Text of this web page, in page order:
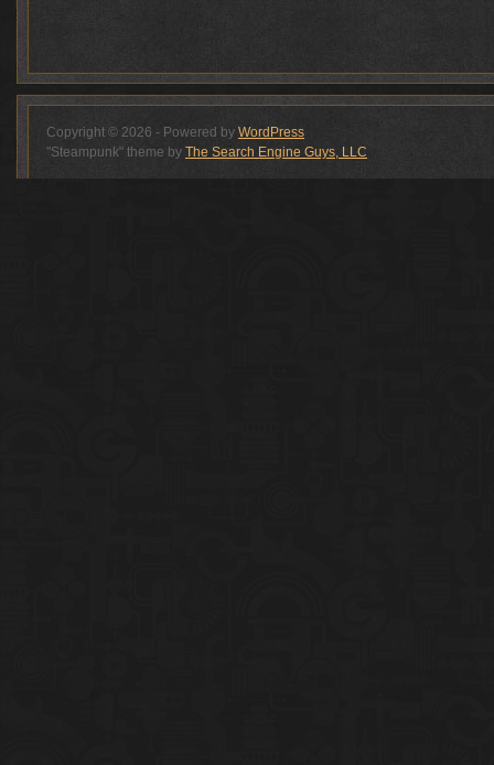
Copyright © 2026 - Powered by WordPress
"Steampunk" theme by The Search Engine Guys, LLC